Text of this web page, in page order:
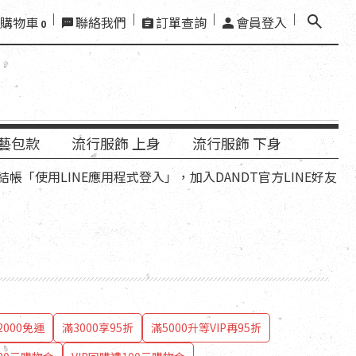
購物車 0 聯絡我們 訂單查詢 會員登入
包款 流行服飾 上身 流行服飾 下身
LINE應用程式登入」，加入DANDT官方LINE好友，再領優惠
免運 滿3000享95折
滿5000升等VIP再95折